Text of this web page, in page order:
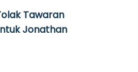
Tawaran
Jonathan